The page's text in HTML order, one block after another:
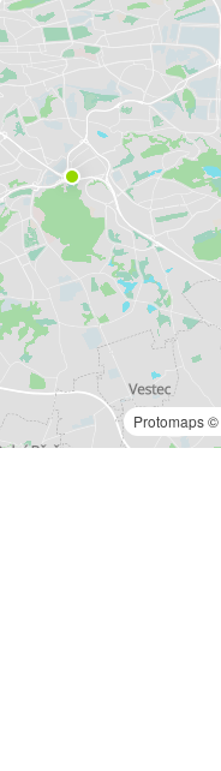
Protomaps©